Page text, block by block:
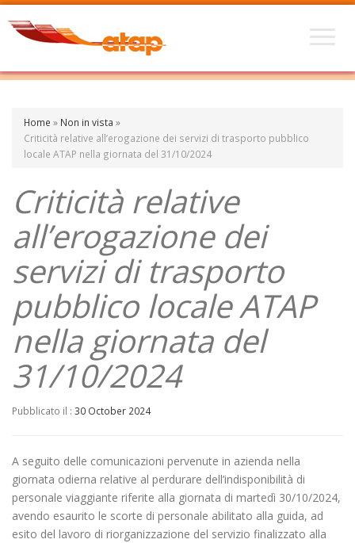
Home » Non in vista »
Criticità relative all’erogazione dei servizi di trasporto pubblico
locale ATAP nella giornata del 31/10/2024
Criticità relative
all’erogazione dei
servizi di trasporto
pubblico locale ATAP
nella giornata del
31/10/2024
Pubblicato il : 30 October 2024
A seguito delle comunicazioni pervenute in azienda nella
giornata odierna relative al perdurare dell’indisponibilità di
personale viaggiante riferite alla giornata di martedì 30/10/2024,
avendo esaurito le scorte di personale abilitato alla guida, ad
esito del lavoro di riorganizzazione del servizio finalizzato alla